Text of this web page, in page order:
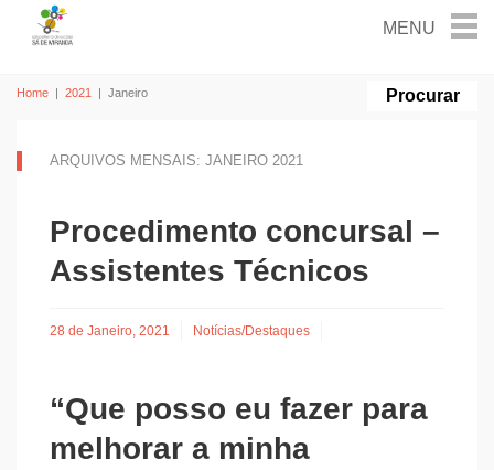
Home | 2021 | Janeiro
ARQUIVOS MENSAIS: JANEIRO 2021
Procedimento concursal –
Assistentes Técnicos
28 de Janeiro, 2021 Notícias/Destaques
“Que posso eu fazer para
melhorar a minha